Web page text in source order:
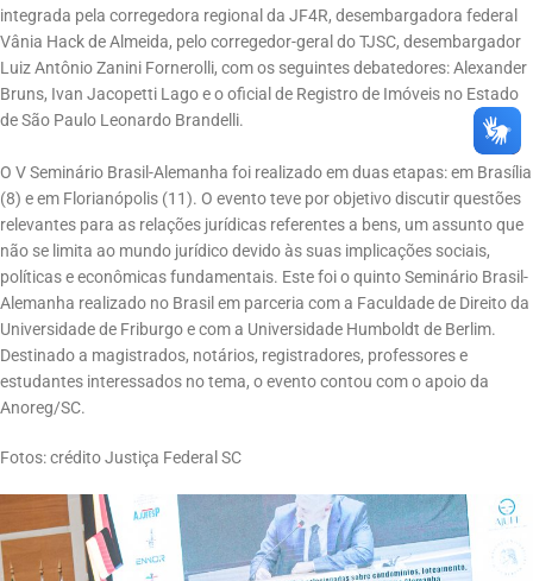
integrada pela corregedora regional da JF4R, desembargadora federal
Vânia Hack de Almeida, pelo corregedor-geral do TJSC, desembargador
Luiz Antônio Zanini Fornerolli, com os seguintes debatedores: Alexander
Bruns, Ivan Jacopetti Lago e o oficial de Registro de Imóveis no Estado
de São Paulo Leonardo Brandelli.
O V Seminário Brasil-Alemanha foi realizado em duas etapas: em Brasília
(8) e em Florianópolis (11). O evento teve por objetivo discutir questões
relevantes para as relações jurídicas referentes a bens, um assunto que
não se limita ao mundo jurídico devido às suas implicações sociais,
políticas e econômicas fundamentais. Este foi o quinto Seminário Brasil-
Alemanha realizado no Brasil em parceria com a Faculdade de Direito da
Universidade de Friburgo e com a Universidade Humboldt de Berlim.
Destinado a magistrados, notários, registradores, professores e
estudantes interessados no tema, o evento contou com o apoio da
Anoreg/SC.
Fotos: crédito Justiça Federal SC